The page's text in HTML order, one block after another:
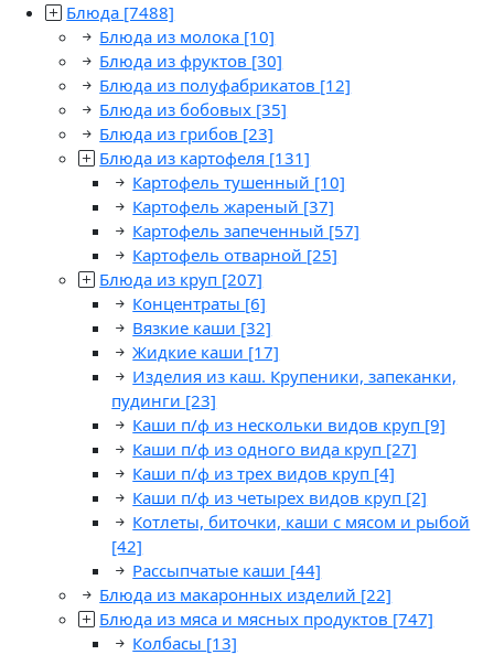
Блюда [7488]
Блюда из молока [10]
Блюда из фруктов [30]
Блюда из полуфабрикатов [12]
Блюда из бобовых [35]
Блюда из грибов [23]
Блюда из картофеля [131]
Картофель тушенный [10]
Картофель жареный [37]
Картофель запеченный [57]
Картофель отварной [25]
Блюда из круп [207]
Концентраты [6]
Вязкие каши [32]
Жидкие каши [17]
Изделия из каш. Крупеники, запеканки,
пудинги [23]
Каши п/ф из нескольки видов круп [9]
Каши п/ф из одного вида круп [27]
Каши п/ф из трех видов круп [4]
Каши п/ф из четырех видов круп [2]
Котлеты, биточки, каши с мясом и рыбой
[42]
Рассыпчатые каши [44]
Блюда из макаронных изделий [22]
Блюда из мяса и мясных продуктов [747]
Колбасы [13]